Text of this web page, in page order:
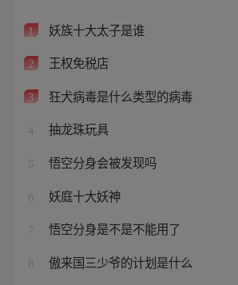
1 妖族十大太子是谁
2 王权免税店
3 狂犬病毒是什么类型的病毒
4 抽龙珠玩具
5 悟空分身会被发现吗
6 妖庭十大妖神
7 悟空分身是不是不能用了
8 傲来国三少爷的计划是什么